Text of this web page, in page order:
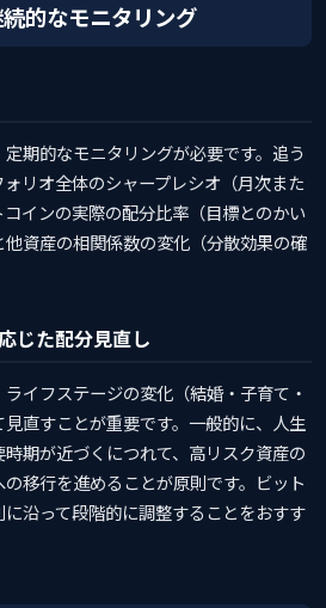
的なモニタリング
期的なモニタリングが必要です。追う
リオ全体のシャープレシオ（月次また
インの実際の配分比率（目標とのかい
資産の相関係数の変化（分散効果の確
じた配分見直し
イフステージの変化（結婚・子育て・
直すことが重要です。一般的に、人生
期が近づくにつれて、高リスク資産の
移行を進めることが原則です。ビット
沿って段階的に調整することをおすす